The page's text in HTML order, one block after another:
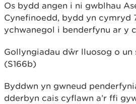
Os bydd angen i ni gwblhau
Cynefinoedd, bydd yn cymryd
ychwanegol i benderfynu ar y
Gollyngiadau dŵr lluosog o un
(S166b)
Byddwn yn gwneud
dderbyn cais cyflawn a’r ffi